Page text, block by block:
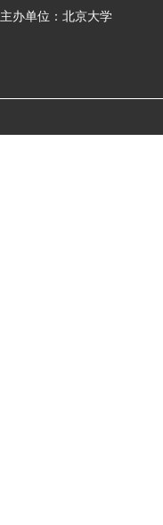
主办单位：北京大学